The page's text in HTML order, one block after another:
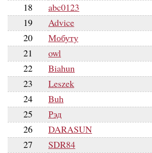
18
abc0123
19
Advice
20
Мобуту
21
owl
22
Biahun
23
Leszek
24
Buh
25
Рэд
26
DARASUN
27
SDR84